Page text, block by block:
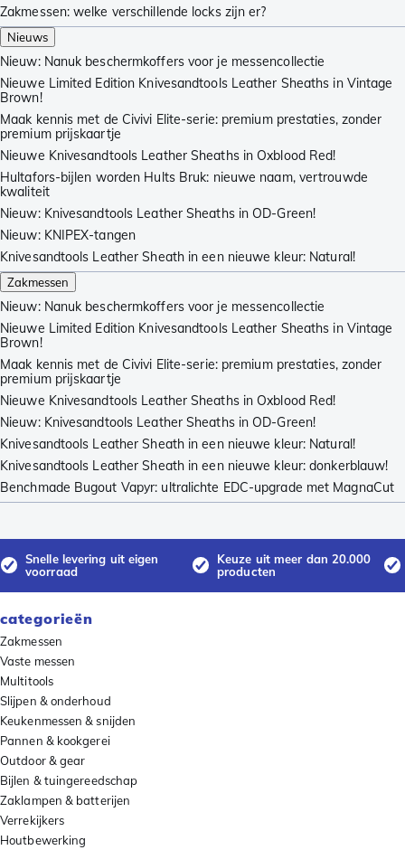
Zakmessen: welke verschillende locks zijn er?
Nieuws
Nieuw: Nanuk beschermkoffers voor je messencollectie
Nieuwe Limited Edition Knivesandtools Leather Sheaths in Vintage
Brown!
Maak kennis met de Civivi Elite-serie: premium prestaties, zonder
premium prijskaartje
Nieuwe Knivesandtools Leather Sheaths in Oxblood Red!
Hultafors-bijlen worden Hults Bruk: nieuwe naam, vertrouwde
kwaliteit
Nieuw: Knivesandtools Leather Sheaths in OD-Green!
Nieuw: KNIPEX-tangen
Knivesandtools Leather Sheath in een nieuwe kleur: Natural!
Zakmessen
Nieuw: Nanuk beschermkoffers voor je messencollectie
Nieuwe Limited Edition Knivesandtools Leather Sheaths in Vintage
Brown!
Maak kennis met de Civivi Elite-serie: premium prestaties, zonder
premium prijskaartje
Nieuwe Knivesandtools Leather Sheaths in Oxblood Red!
Nieuw: Knivesandtools Leather Sheaths in OD-Green!
Knivesandtools Leather Sheath in een nieuwe kleur: Natural!
Knivesandtools Leather Sheath in een nieuwe kleur: donkerblauw!
Benchmade Bugout Vapyr: ultralichte EDC-upgrade met MagnaCut
Snelle levering uit eigen
voorraad
Keuze uit meer dan 20.000
producten
categorieën
Zakmessen
Vaste messen
Multitools
Slijpen & onderhoud
Keukenmessen & snijden
Pannen & kookgerei
Outdoor & gear
Bijlen & tuingereedschap
Zaklampen & batterijen
Verrekijkers
Houtbewerking